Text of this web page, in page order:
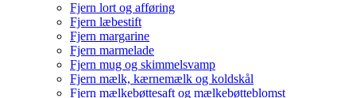
Fjern lort og afføring
Fjern læbestift
Fjern margarine
Fjern marmelade
Fjern mug og skimmelsvamp
Fjern mælk, kærnemælk og koldskål
Fjern mælkebøttesaft og mælkebøtteblomst